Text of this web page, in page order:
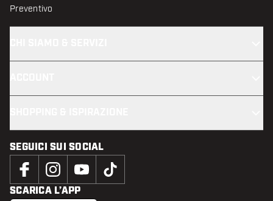
Preventivo
SEGUICI SUI SOCIAL
SCARICA L’APP